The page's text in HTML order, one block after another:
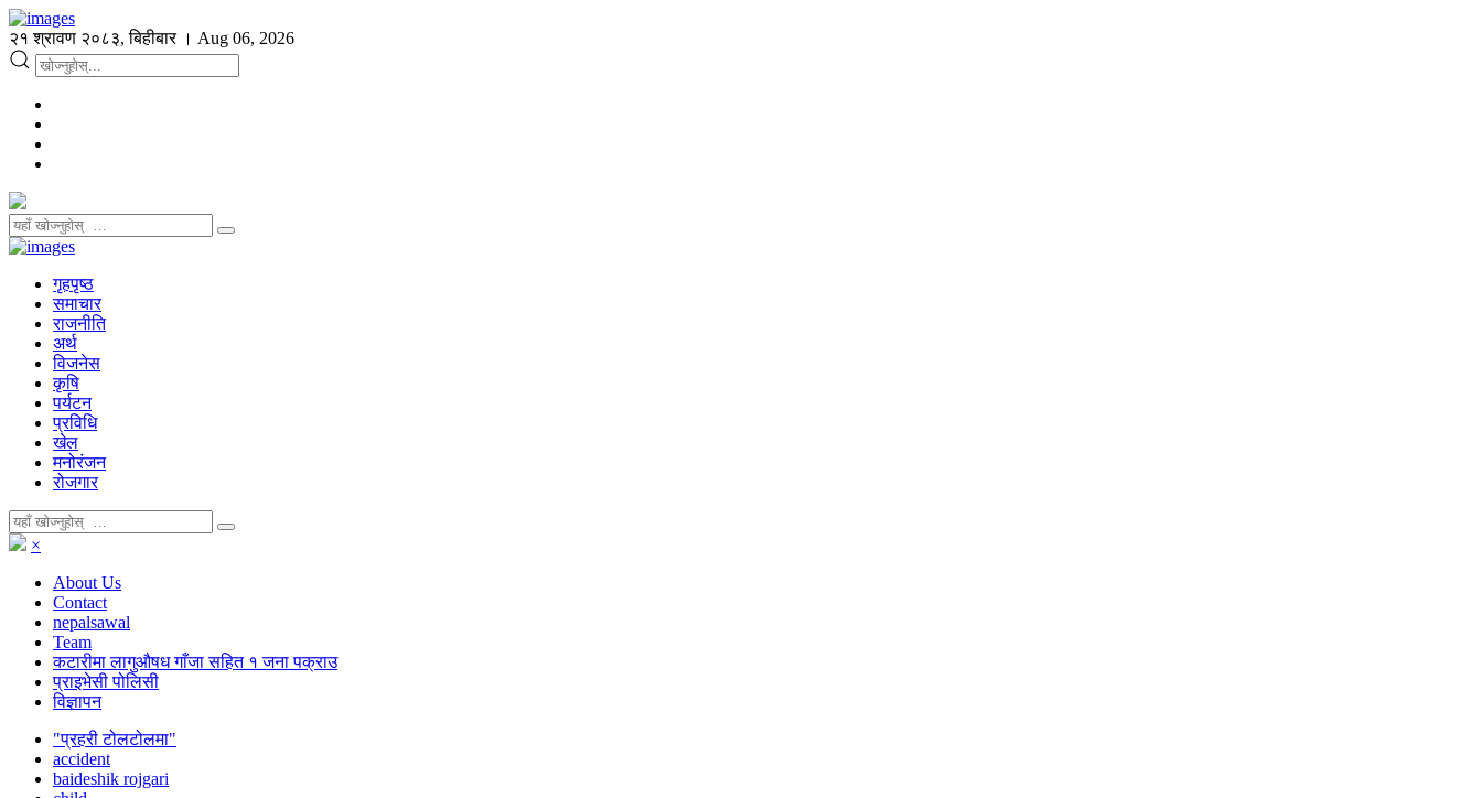
२१ श्रावण २०८३, बिहीबार । Aug 06, 2026
गृहपृष्ठ
समाचार
राजनीति
अर्थ
विजनेस
कृषि
पर्यटन
प्रविधि
खेल
मनोरंजन
रोजगार
×
About Us
Contact
nepalsawal
Team
कटारीमा लागुऔषध गाँजा सहित १ जना पक्राउ
प्राइभेसी पोलिसी
विज्ञापन
"प्रहरी टोलटोलमा"
accident
baideshik rojgari